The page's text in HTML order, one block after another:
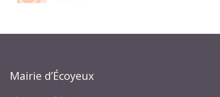
Mairie d’Écoyeux